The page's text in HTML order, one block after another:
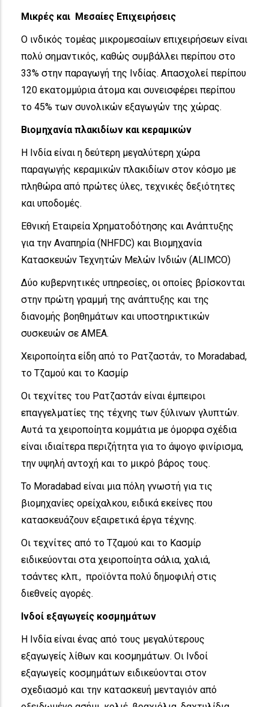
Μικρές και Μεσαίες Επιχειρήσεις
Ο ινδικός τομέας μικρομεσαίων επιχειρήσεων είναι
πολύ σημαντικός, καθώς συμβάλλει περίπου στο
33% στην παραγωγή της Ινδίας. Απασχολεί περίπου
120 εκατομμύρια άτομα και συνεισφέρει περίπου
το 45% των συνολικών εξαγωγών της χώρας.
Βιομηχανία πλακιδίων και κεραμικών
Η Ινδία είναι η δεύτερη μεγαλύτερη χώρα
παραγωγής κεραμικών πλακιδίων στον κόσμο με
πληθώρα από πρώτες ύλες, τεχνικές δεξιότητες
και υποδομές.
Εθνική Εταιρεία Χρηματοδότησης και Ανάπτυξης
για την Αναπηρία (NHFDC) και Βιομηχανία
Κατασκευών Τεχνητών Μελών Ινδιών (ALIMCO)
Δύο κυβερνητικές υπηρεσίες, οι οποίες βρίσκονται
στην πρώτη γραμμή της ανάπτυξης και της
διανομής βοηθημάτων και υποστηρικτικών
συσκευών σε ΑΜΕΑ.
Χειροποίητα είδη από το Ρατζαστάν, το Moradabad,
το Τζαμού και το Κασμίρ
Οι τεχνίτες του Ρατζαστάν είναι έμπειροι
επαγγελματίες της τέχνης των ξύλινων γλυπτών.
Αυτά τα χειροποίητα κομμάτια με όμορφα σχέδια
είναι ιδιαίτερα περιζήτητα για το άψογο φινίρισμα,
την υψηλή αντοχή και το μικρό βάρος τους.
Το Moradabad είναι μια πόλη γνωστή για τις
βιομηχανίες ορείχαλκου, ειδικά εκείνες που
κατασκευάζουν εξαιρετικά έργα τέχνης.
Οι τεχνίτες από το Τζαμού και το Κασμίρ
ειδικεύονται στα χειροποίητα σάλια, χαλιά,
τσάντες κλπ., προϊόντα πολύ δημοφιλή στις
διεθνείς αγορές.
Ινδοί εξαγωγείς κοσμημάτων
Η Ινδία είναι ένας από τους μεγαλύτερους
εξαγωγείς λίθων και κοσμημάτων. Οι Ινδοί
εξαγωγείς κοσμημάτων ειδικεύονται στον
σχεδιασμό και την κατασκευή μενταγιόν από